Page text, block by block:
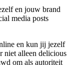
en jouw brand
media posts
en kun jij jezelf
niet alleen delicious
om als autoriteit